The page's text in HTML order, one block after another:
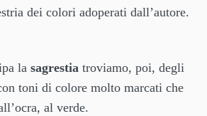
dei colori adoperati dall’autore.
la sagrestia troviamo, poi, degli
toni di colore molto marcati che
al verde.